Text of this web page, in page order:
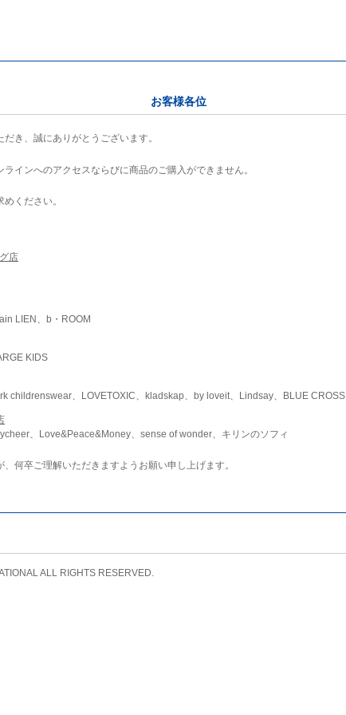
お客様各位
き、誠にありがとうございます。
インへのアクセスならびに商品のご購入ができません。
ください。
店
LIEN、b・ROOM
KIDS
childrenswear、LOVETOXIC、kladskap、by loveit、Lindsay、BLUE CROSS
、Love&Peace&Money、sense of wonder、キリンのソフィ
何卒ご理解いただきますようお願い申し上げます。